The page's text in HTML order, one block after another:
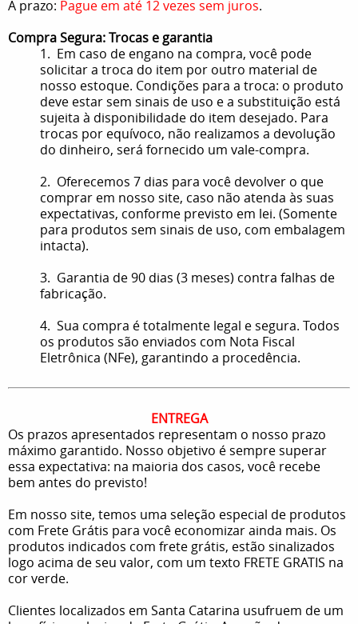
A prazo: Pague em até 12 vezes sem juros.
Compra Segura: Trocas e garantia
1. Em caso de engano na compra, você pode
solicitar a troca do item por outro material de
nosso estoque. Condições para a troca: o produto
deve estar sem sinais de uso e a substituição está
sujeita à disponibilidade do item desejado. Para
trocas por equívoco, não realizamos a devolução
do dinheiro, será fornecido um vale-compra.
2. Oferecemos 7 dias para você devolver o que
comprar em nosso site, caso não atenda às suas
expectativas, conforme previsto em lei. (Somente
para produtos sem sinais de uso, com embalagem
intacta).
3. Garantia de 90 dias (3 meses) contra falhas de
fabricação.
4. Sua compra é totalmente legal e segura. Todos
os produtos são enviados com Nota Fiscal
Eletrônica (NFe), garantindo a procedência.
ENTREGA
Os prazos apresentados representam o nosso prazo
máximo garantido. Nosso objetivo é sempre superar
essa expectativa: na maioria dos casos, você recebe
bem antes do previsto!
Em nosso site, temos uma seleção especial de produtos
com Frete Grátis para você economizar ainda mais. Os
produtos indicados com frete grátis, estão sinalizados
logo acima de seu valor, com um texto FRETE GRATIS na
cor verde.
Clientes localizados em Santa Catarina usufruem de um